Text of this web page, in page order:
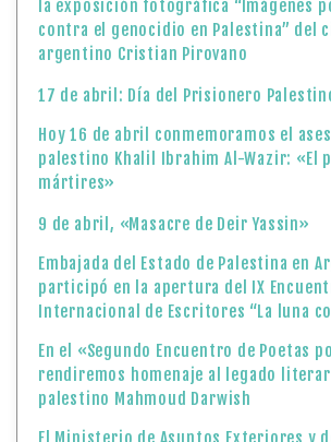
la exposición fotográfica “Imágenes
contra el genocidio en Palestina” del
argentino Cristian Pirovano
17 de abril: Día del Prisionero
Hoy 16 de abril conmemoramos el
palestino Khalil Ibrahim Al-Wazir: «El
mártires»
9 de abril, «Masacre de Deir Yassin»
Embajada del Estado de Palestina en
participó en la apertura del IX
Internacional de Escritores “La luna
En el «Segundo Encuentro de Poetas
rendiremos homenaje al legado
palestino Mahmoud Darwish